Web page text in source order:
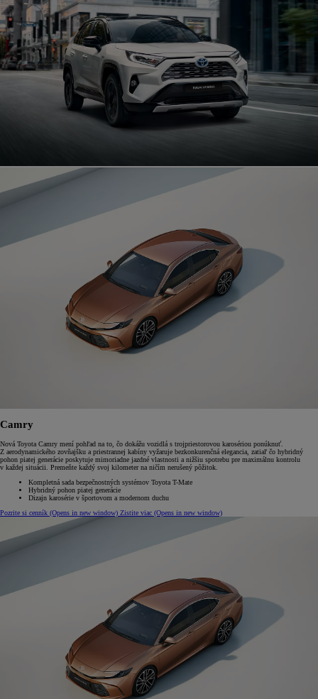
Camry
Nová Toyota Camry mení pohľad na to, čo dokážu vozidlá s trojpriestorovou karosériou ponúknuť.
Z aerodynamického zovňajšku a priestrannej kabíny vyžaruje bezkonkurenčná elegancia, zatiaľ čo hybridný
pohon piatej generácie poskytuje mimoriadne jazdné vlastnosti a nižšiu spotrebu pre maximálnu kontrolu
v každej situácii. Premeňte každý svoj kilometer na ničím nerušený pôžitok.
Kompletná sada bezpečnostných systémov Toyota T-Mate
Hybridný pohon piatej generácie
Dizajn karosérie v športovom a modernom duchu
Pozrite si cenník (Opens in new window) Zistite viac (Opens in new window)